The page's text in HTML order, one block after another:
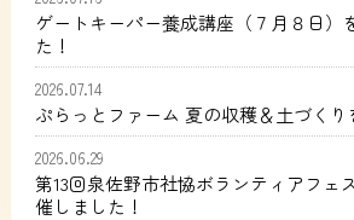
ゲートキーパー養成講座（７月８日）
た！
2026.07.14
ぷらっとファーム 夏の収穫＆土づくり
2026.06.29
第13回泉佐野市社協ボランティアフェ
催しました！